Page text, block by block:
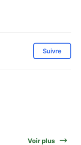
Suivre
Voir plus